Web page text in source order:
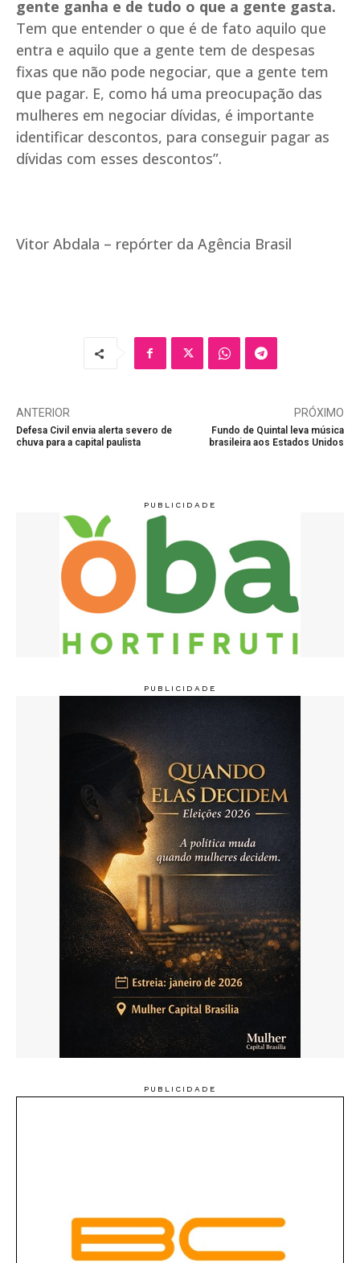
gente ganha e de tudo o que a gente gasta.
Tem que entender o que é de fato aquilo que
entra e aquilo que a gente tem de despesas
fixas que não pode negociar, que a gente tem
que pagar. E, como há uma preocupação das
mulheres em negociar dívidas, é importante
identificar descontos, para conseguir pagar as
dívidas com esses descontos”.
Vitor Abdala – repórter da Agência Brasil
ANTERIOR
Defesa Civil envia alerta severo de
chuva para a capital paulista
PRÓXIMO
Fundo de Quintal leva música
brasileira aos Estados Unidos